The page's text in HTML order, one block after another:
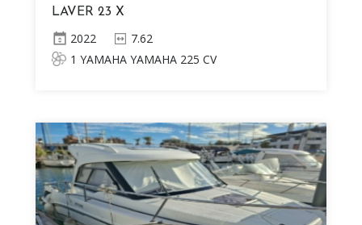
LAVER 23 X
2022
7.62
1 YAMAHA YAMAHA 225 CV